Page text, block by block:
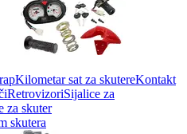
Kilometar sat za skutereKontakt
RetrovizoriSijalice za
za skuter
skutera